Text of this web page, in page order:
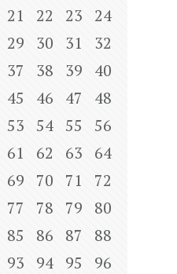
21 22 23
24
29 30 31
32
37 38 39
40
45 46 47
48
53 54 55
56
61 62 63
64
69 70 71
72
77 78 79
80
85 86 87
88
93 94 95
96